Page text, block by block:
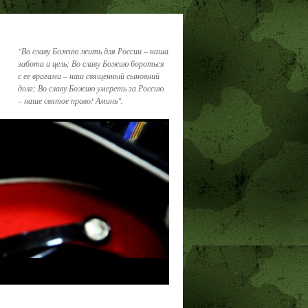
"Во славу Божию жить для России – наша
забота и цель; Во славу Божию бороться
с ее врагами – наш священный сыновний
долг; Во славу Божию умереть за Россию
– наше святое право! Аминь".